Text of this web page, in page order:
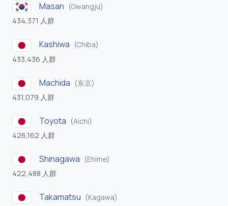
Masan (Gwangju)
434,371 人群
Kashiwa (Chiba)
433,436 人群
Machida (东京)
431,079 人群
Toyota (Aichi)
426,162 人群
Shinagawa (Ehime)
422,488 人群
Takamatsu (Kagawa)